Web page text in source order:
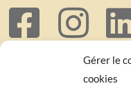
Gérer le
cookies
Copyright Shake Mon Entreprise
déposée – Tous droits réservés